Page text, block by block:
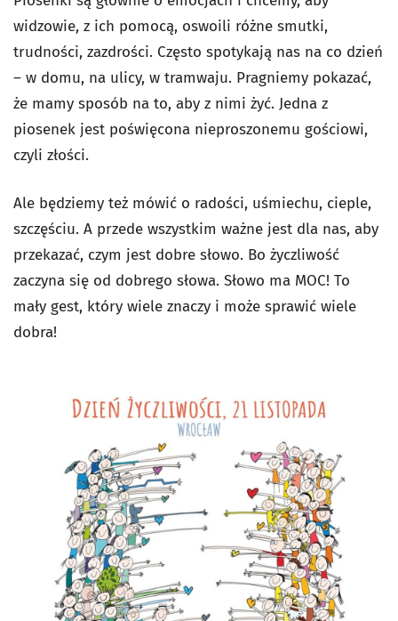
widzowie, z ich pomocą, oswoili różne smutki,
trudności, zazdrości. Często spotykają nas na co dzień
– w domu, na ulicy, w tramwaju. Pragniemy pokazać,
że mamy sposób na to, aby z nimi żyć. Jedna z
piosenek jest poświęcona nieproszonemu gościowi,
czyli złości.
Ale będziemy też mówić o radości, uśmiechu, cieple,
szczęściu. A przede wszystkim ważne jest dla nas, aby
przekazać, czym jest dobre słowo. Bo życzliwość
zaczyna się od dobrego słowa. Słowo ma MOC! To
mały gest, który wiele znaczy i może sprawić wiele
dobra!